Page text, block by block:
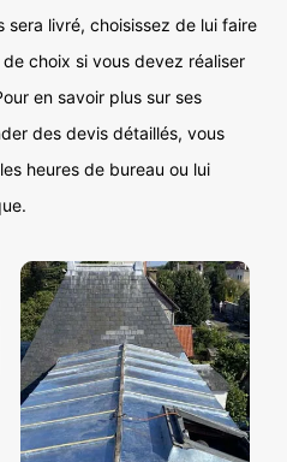
livré, choisissez de lui faire
choix si vous devez réaliser
en savoir plus sur ses
des devis détaillés, vous
heures de bureau ou lui